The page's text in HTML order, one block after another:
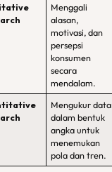
Menggali
alasan,
motivasi, dan
persepsi
konsumen
secara
mendalam.
Mengukur data
dalam bentuk
angka untuk
menemukan
pola dan tren.